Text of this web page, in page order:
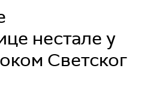
нестале у
Светског